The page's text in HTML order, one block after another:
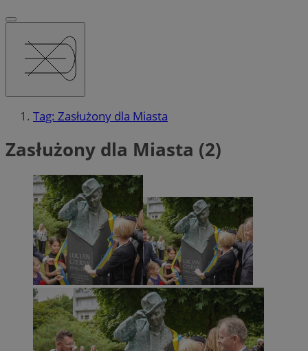
Tag: Zasłużony dla Miasta
Zasłużony dla Miasta (2)